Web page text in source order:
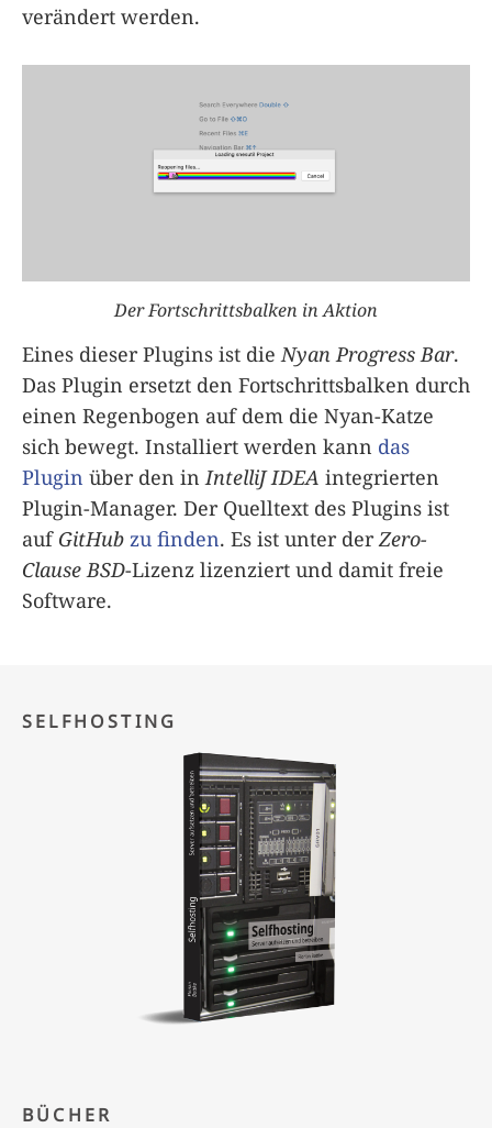
verändert werden.
Der Fortschrittsbalken in Aktion
Eines dieser Plugins ist die Nyan Progress Bar.
Das Plugin ersetzt den Fortschrittsbalken durch
einen Regenbogen auf dem die Nyan-Katze
sich bewegt. Installiert werden kann das
Plugin über den in IntelliJ IDEA integrierten
Plugin-Manager. Der Quelltext des Plugins ist
auf GitHub zu finden. Es ist unter derZero-
Clause BSD-Lizenz lizenziert und damit freie
Software.
SELFHOSTING
BÜCHER